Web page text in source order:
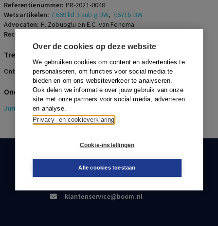
Over de cookies op deze website
We gebruiken cookies om content en advertenties te
personaliseren, om functies voor social media te
bieden en om ons websiteverkeer te analyseren.
Ook delen we informatie over jouw gebruik van onze
site met onze partners voor social media, adverteren
en analyse.
Privacy- en cookieverklaring
Cookie-instellingen
Alle cookies toestaan
Referentienummer: PR-2021-0048
Wetsartikelen: 7:669 lid 3 sub g BW, 7:671b BW
Advocaten: H. Zobuoglu en E.C. van Fenema
Rechters:
Trefwoorden
Ontslag, Billijke vergoeding, Pensioenschade
Onderwerpen
Juridisch> Pensioenrecht
KLANTENSERVICE
088-0301000
klantenservice@boom.nl